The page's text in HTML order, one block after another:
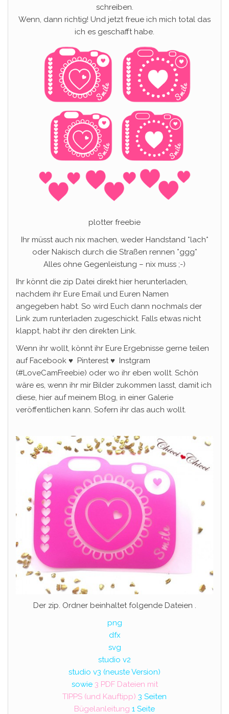
schreiben.
Wenn, dann richtig! Und jetzt freue ich mich total das
ich es geschafft habe.
plotter freebie
Ihr müsst auch nix machen, weder Handstand *lach*
oder Nakisch durch die Straßen rennen *ggg*
Alles ohne Gegenleistung – nix muss ;-)
Ihr könnt die zip Datei direkt hier herunterladen,
nachdem ihr Eure Email und Euren Namen
angegeben habt. So wird Euch dann nochmals der
Link zum runterladen zugeschickt. Falls etwas nicht
klappt, habt ihr den direkten Link.
Wenn ihr wollt, könnt ihr Eure Ergebnisse gerne teilen
auf Facebook ♥ Pinterest ♥ Instgram
(#LoveCamFreebie) oder wo ihr eben wollt. Schön
wäre es, wenn ihr mir Bilder zukommen lasst, damit ich
diese, hier auf meinem Blog, in einer Galerie
veröffentlichen kann. Sofern ihr das auch wollt.
Der zip. Ordner beinhaltet folgende Dateien .
png
dfx
svg
studio v2
studio v3 (neuste Version)
sowie 3 PDF Dateien mit
TIPPS (und Kauftipp) 3 Seiten
Bügelanleitung 1 Seite